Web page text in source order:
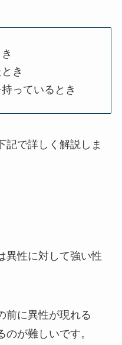
き
っているとき
記で詳しく解説しま
異性に対して強い性
前に異性が現れる
が難しいです。